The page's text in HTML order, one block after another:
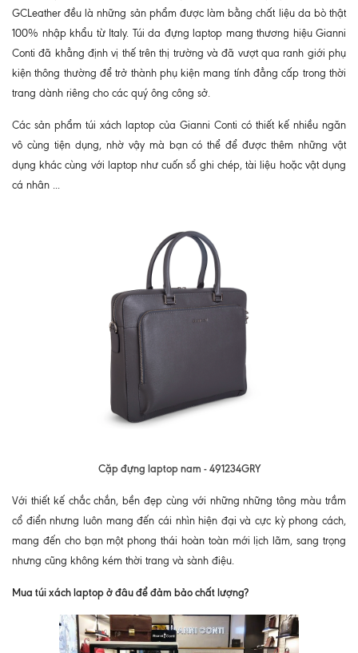
GCLeather đều là những sản phẩm được làm bằng chất liệu da bò thật
100% nhập khẩu từ Italy. Túi da đựng laptop mang thương hiệu Gianni
Conti đã khẳng định vị thế trên thị trường và đã vượt qua ranh giới phụ
kiện thông thường để trở thành phụ kiện mang tính đẳng cấp trong thời
trang dành riêng cho các quý ông công sở.
Các sản phẩm túi xách laptop của Gianni Conti có thiết kế nhiều ngăn
vô cùng tiện dụng, nhờ vậy mà bạn có thể để được thêm những vật
dụng khác cùng với laptop như cuốn sổ ghi chép, tài liệu hoặc vật dụng
cá nhân ...
Cặp đựng laptop nam - 491234GRY
Với thiết kế chắc chắn, bền đẹp cùng với những những tông màu trầm
cổ điển nhưng luôn mang đến cái nhìn hiện đại và cực kỳ phong cách,
mang đến cho bạn một phong thái hoàn toàn mới lịch lãm, sang trọng
nhưng cũng không kém thời trang và sành điệu.
Mua túi xách laptop ở đâu để đảm bảo chất lượng?